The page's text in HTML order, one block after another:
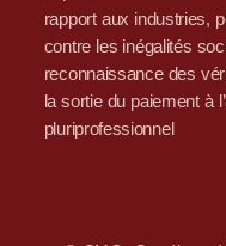
rapport aux industries,
contre les inégalités
reconnaissance des
la sortie du paiement à
pluriprofessionnel